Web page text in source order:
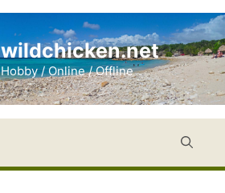
wildchicken.net
Hobby / Online / Offline